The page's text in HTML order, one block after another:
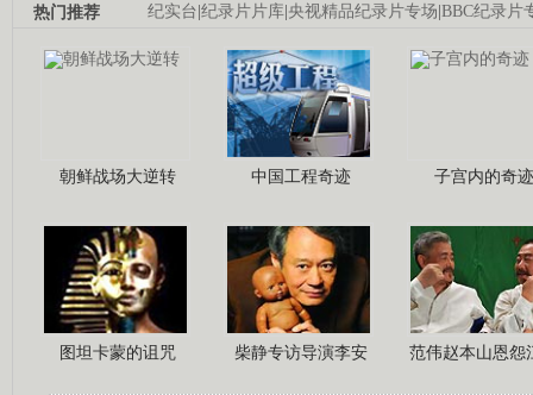
纪实台 纪录片片库 央视精品纪录片专场 BBC纪录片
热门推荐
朝鲜战场大逆转 中国工程奇迹 子宫内的奇迹
图坦卡蒙的诅咒 柴静专访导演李安 范伟赵本山恩怨